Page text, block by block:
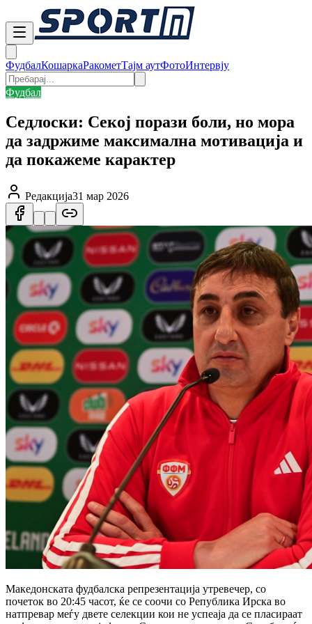
ФудбалКошаркаРакометТајм аутФотоИнтервју
Фудбал
Седлоски: Секој порази боли, но мора
да задржиме максимална мотивација и
да покажеме карактер
Редакција31 мар 2026
Македонската фудбалска репрезентација утревечер, со
почеток во 20:45 часот, ќе се соочи со Република Ирска во
натпревар меѓу двете селекции кои не успеаја да се пласираат